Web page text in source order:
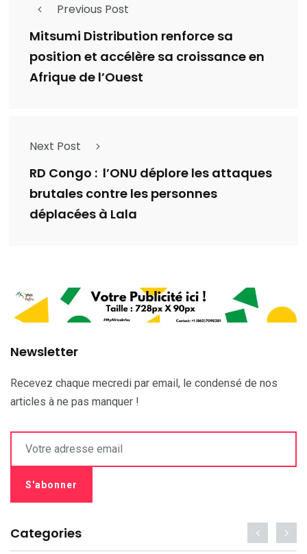
Previous Post
Mitsumi Distribution renforce sa
position et accélère sa croissance en
Afrique de l’Ouest
Next Post
RD Congo : l’ONU déplore les attaques
brutales contre les personnes
déplacées à Lala
Newsletter
Recevez chaque mecredi par email, le condensé de nos
articles à ne pas manquer !
Categories